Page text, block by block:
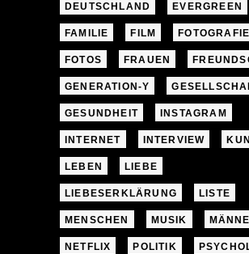
DEUTSCHLAND EVERGREEN
FAMILIE FILM FOTOGRAFIE
FOTOS FRAUEN
GENERATION-Y
GESUNDHEIT INSTAGRAM
INTERNET INTERVIEW
LEBEN LIEBE
LIEBESERKLÄRUNG LISTE
MENSCHEN MUSIK
NETFLIX POLITIK